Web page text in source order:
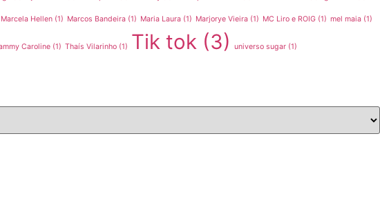
Marcela Hellen (1) Marcos Bandeira (1) Maria Laura (1) Marjorye Vieira (1) MC Liro e ROIG (1) mel maia (1)
Caroline (1) Thaís Vilarinho (1) Tik tok (3) universo sugar (1)